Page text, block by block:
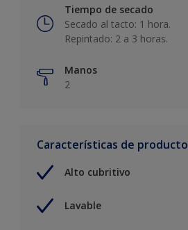
Tiempo de secado
Secado al tacto: 1 hora.
Repintado: 2 a 3 horas.
Manos
2
Características de producto
Alto cubritivo
Lavable